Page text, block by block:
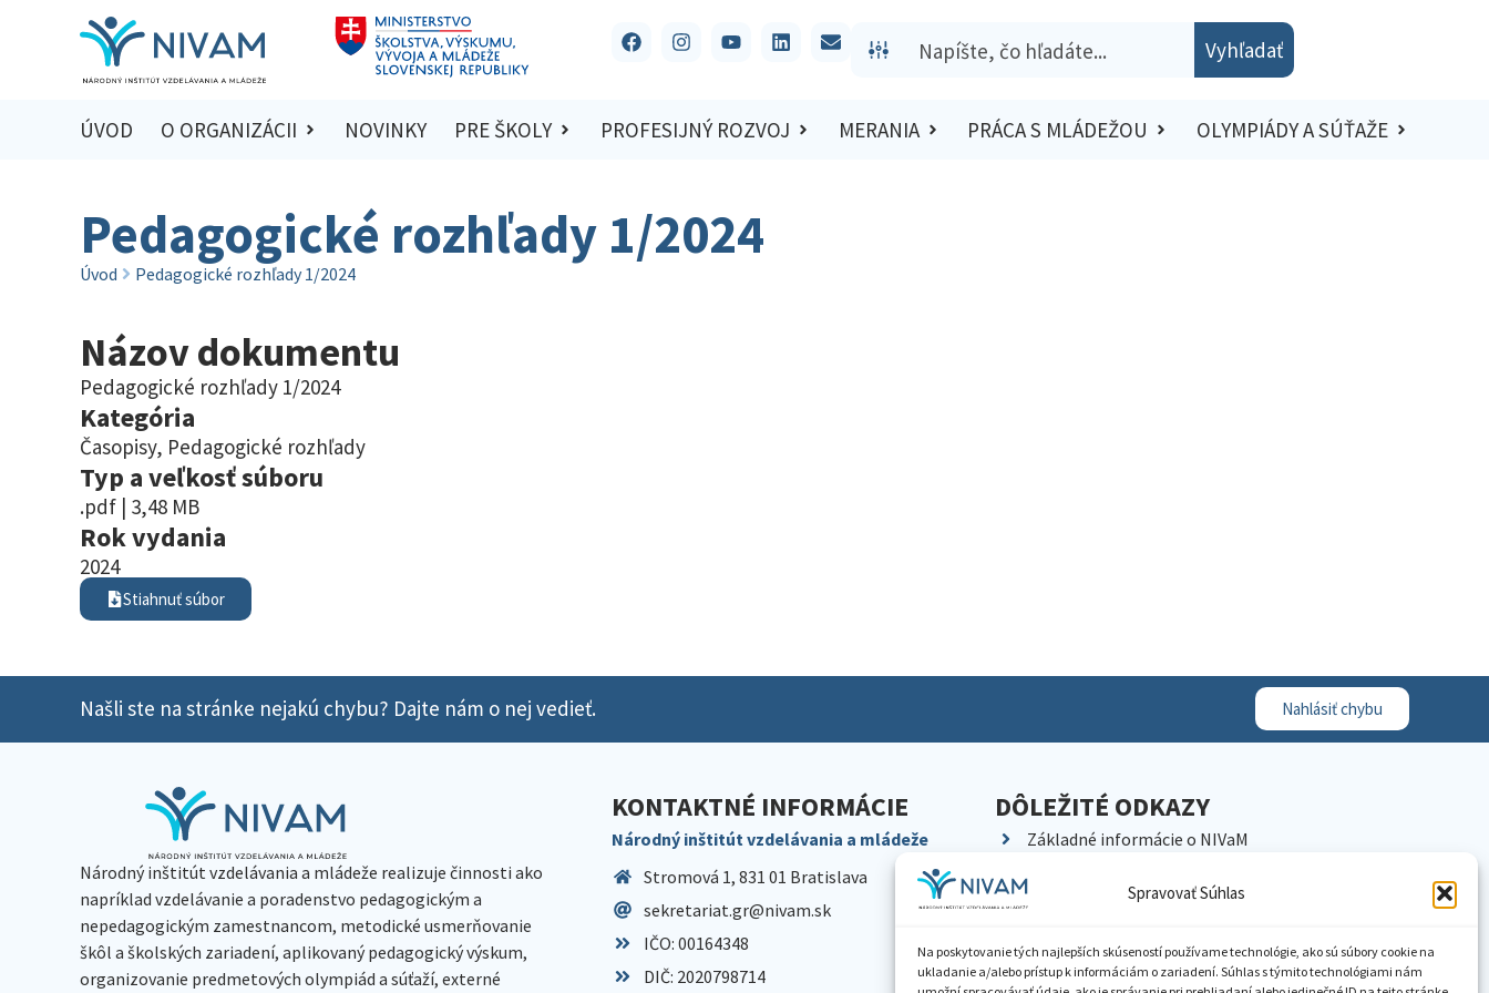
Spravovať Súhlas
Na poskytovanie tých najlepších skúseností používame technológie, ako sú súbory cookie na
ukladanie a/alebo prístup k informáciám o zariadení. Súhlas s týmito technológiami nám
Vyhľadať
ÚVOD O ORGANIZÁCII NOVINKY PRE ŠKOLY PROFESIJNÝ ROZVOJ MERANIA PRÁCA S MLÁDEŽOU OLYMPIÁDY A SÚŤAŽE
Pedagogické rozhľady 1/2024
Úvod Pedagogické rozhľady 1/2024
Názov dokumentu
Pedagogické rozhľady 1/2024
Kategória
Časopisy, Pedagogické rozhľady
Typ a veľkosť súboru
.pdf | 3,48 MB
Rok vydania
2024
Stiahnuť súbor
Našli ste na stránke nejakú chybu? Dajte nám o nej vedieť. Nahlásiť chybu
Národný inštitút vzdelávania a mládeže realizuje činnosti ako
napríklad vzdelávanie a poradenstvo pedagogickým a
nepedagogickým zamestnancom, metodické usmerňovanie
škôl a školských zariadení, aplikovaný pedagogický výskum,
organizovanie predmetových olympiád a súťaží, externé
KONTAKTNÉ INFORMÁCIE
Národný inštitút vzdelávania a mládeže
Stromová 1, 831 01 Bratislava
sekretariat.gr@nivam.sk
IČO: 00164348
DIČ: 2020798714
DÔLEŽITÉ ODKAZY
Základné informácie o NIVaM
Kariéra
Pracoviská NIVaM